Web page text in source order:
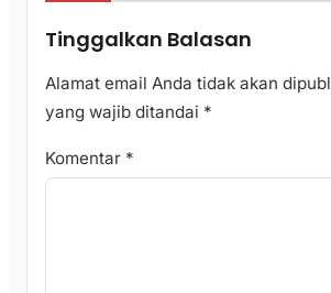
Tinggalkan Balasan
Alamat email Anda tidak akan
yang wajib ditandai *
Komentar *